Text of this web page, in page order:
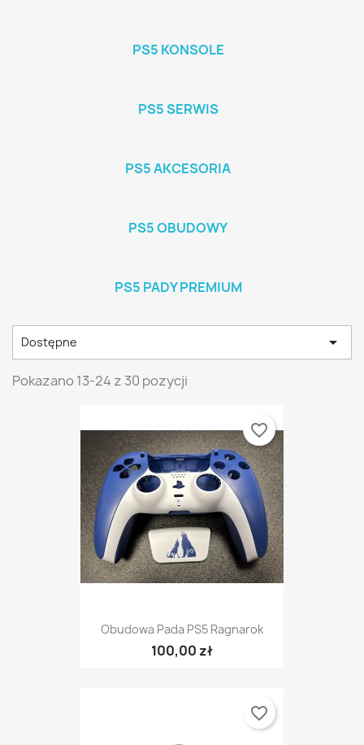
PS5 KONSOLE
PS5 SERWIS
PS5 AKCESORIA
PS5 OBUDOWY
PS5 PADY PREMIUM
Dostępne 
Pokazano 13-24 z 30 pozycji
Obudowa Pada PS5 Ragnarok
100,00 zł
favorite_border
favorite_border